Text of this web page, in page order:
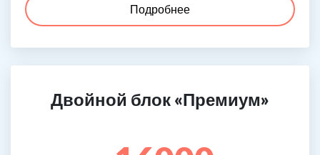
Подробнее
Двойной блок «Премиум»